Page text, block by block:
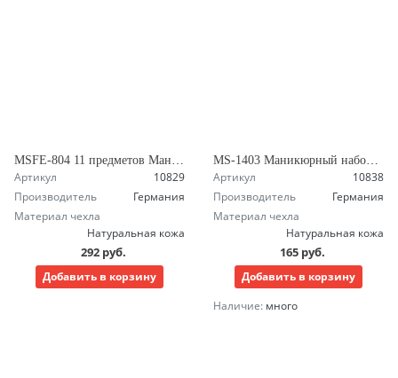
MSFE-804 11 предметов Маникюрный набор Зингер
Артикул
10829
Производитель
Германия
Материал чехла
Натуральная кожа
292 руб.
Добавить в корзину
MS-1403 Маникюрный набор Зингер
Артикул
10838
Производитель
Германия
Материал чехла
Натуральная кожа
165 руб.
Добавить в корзину
Наличие: много